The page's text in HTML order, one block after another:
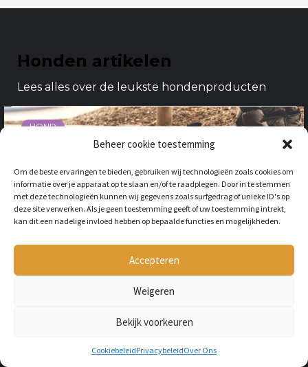
Beheer cookie toestemming
Om de beste ervaringen te bieden, gebruiken wij technologieën zoals cookies om
informatie over je apparaat op te slaan en/of te raadplegen. Door in te stemmen
met deze technologieën kunnen wij gegevens zoals surfgedrag of unieke ID's op
deze site verwerken. Als je geen toestemming geeft of uw toestemming intrekt,
kan dit een nadelige invloed hebben op bepaalde functies en mogelijkheden.
Accepteren
Weigeren
Bekijk voorkeuren
CookiebeleidPrivacybeleidOver Ons
Honden artikelen
Lees alles over de leukste hondenproducten
HOND
WAT MOET IK DOEN ALS
MIJN HOND ZIJN POOT
Merk je dat jouw hond zich heeft
bezeerd tijdens het rennen of tijdens